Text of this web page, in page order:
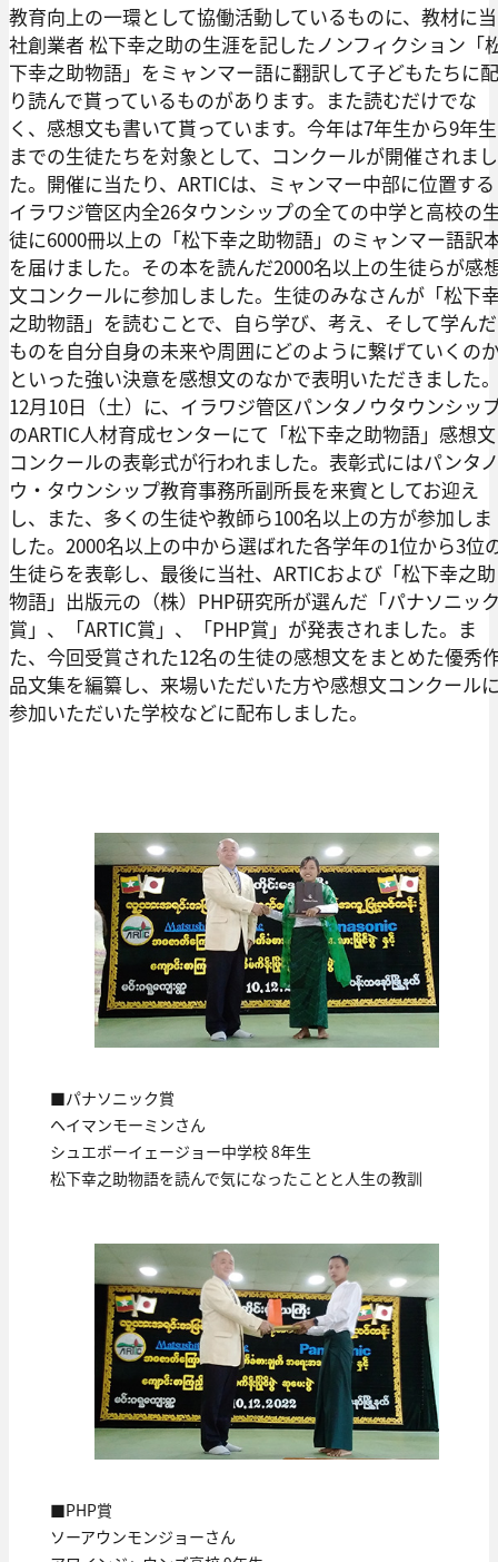
教育向上の一環として協働活動しているものに、教材に当
社創業者 松下幸之助の生涯を記したノンフィクション「
下幸之助物語」をミャンマー語に翻訳して子どもたちに配
り読んで貰っているものがあります。また読むだけでな
く、感想文も書いて貰っています。今年は7年生から9年生
までの生徒たちを対象として、コンクールが開催されまし
た。開催に当たり、ARTICは、ミャンマー中部に位置する
イラワジ管区内全26タウンシップの全ての中学と高校の
徒に6000冊以上の「松下幸之助物語」のミャンマー語訳
を届けました。その本を読んだ2000名以上の生徒らが感
文コンクールに参加しました。生徒のみなさんが「松下
之助物語」を読むことで、自ら学び、考え、そして学んだ
ものを自分自身の未来や周囲にどのように繋げていくの
といった強い決意を感想文のなかで表明いただきました
12月10日（土）に、イラワジ管区パンタノウタウンシッ
のARTIC人材育成センターにて「松下幸之助物語」感想文
コンクールの表彰式が行われました。表彰式にはパンタノ
ウ・タウンシップ教育事務所副所長を来賓としてお迎え
し、また、多くの生徒や教師ら100名以上の方が参加しま
した。2000名以上の中から選ばれた各学年の1位から3位
生徒らを表彰し、最後に当社、ARTICおよび「松下幸之助
物語」出版元の（株）PHP研究所が選んだ「パナソニッ
賞」、「ARTIC賞」、「PHP賞」が発表されました。ま
た、今回受賞された12名の生徒の感想文をまとめた優秀
品文集を編纂し、来場いただいた方や感想文コンクール
参加いただいた学校などに配布しました。
■パナソニック賞
ヘイマンモーミンさん
シュエボーイェージョー中学校 8年生
松下幸之助物語を読んで気になったことと人生の教訓
■PHP賞
ソーアウンモンジョーさん